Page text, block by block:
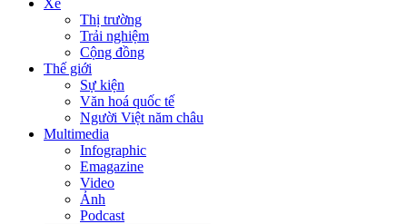
Xe
Thị trường
Trải nghiệm
Cộng đồng
Thế giới
Sự kiện
Văn hoá quốc tế
Người Việt năm châu
Multimedia
Infographic
Emagazine
Video
Ảnh
Podcast